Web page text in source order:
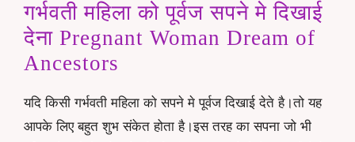
गर्भवती महिला को पूर्वज सपने मे दिखाई
देना Pregnant Woman Dream of
Ancestors
यदि किसी गर्भवती महिला को सपने मे पूर्वज दिखाई देते है।तो यह
आपके लिए बहुत शुभ संकेत होता है।इस तरह का सपना जो भी